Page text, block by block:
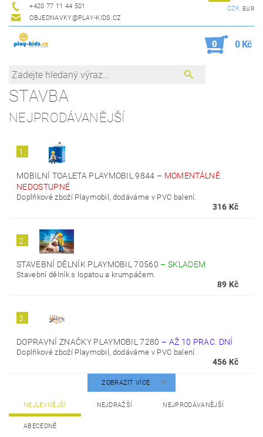
+420 77 11 44 501
OBJEDNAVKY@PLAY-KIDS.CZ
CZK EUR
0 0 Kč
STAVBA
NEJPRODÁVANĚJŠÍ
1.
MOBILNÍ TOALETA PLAYMOBIL 9844 – MOMENTÁLNĚ
NEDOSTUPNÉ
Doplňkové zboží Playmobil, dodáváme v PVC balení.
316 Kč
2.
STAVEBNÍ DĚLNÍK PLAYMOBIL 70560 –SKLADEM
Stavební dělník s lopatou a krumpáčem.
89 Kč
3.
DOPRAVNÍ ZNAČKY PLAYMOBIL 7280 – AŽ 10 PRAC. DNÍ
Doplňkové zboží Playmobil, dodáváme v PVC balení.
456 Kč
ZOBRAZIT VÍCE
NEJLEVNĚJŠÍ NEJDRAŽŠÍ NEJPRODÁVANĚJŠÍ
ABECEDNĚ